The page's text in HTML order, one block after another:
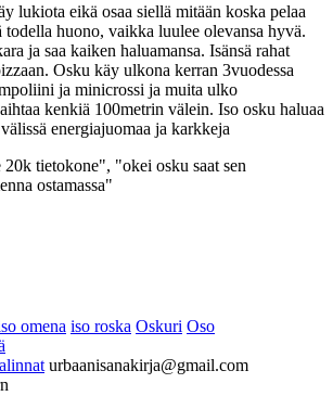
lukiota eikä osaa siellä mitään koska pelaa
todella huono, vaikka luulee olevansa hyvä.
ja saa kaiken haluamansa. Isänsä rahat
Osku käy ulkona kerran 3vuodessa
ja minicrossi ja muita ulko
kenkiä 100metrin välein. Iso osku haluaa
energiajuomaa ja karkkeja
tietokone", "okei osku saat sen
ostamassa"
omena iso roska Oskuri Oso
urbaanisanakirja@gmail.com